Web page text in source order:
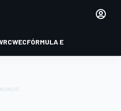
WECFÓRMULA E